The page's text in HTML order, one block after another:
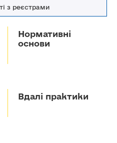
з реєстрами
Нормативні
основи
Вдалі практики